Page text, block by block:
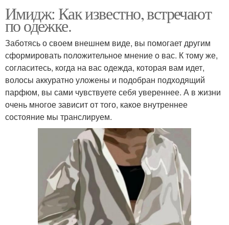
Имидж: Как известно, встречают
по одежке.
Заботясь о своем внешнем виде, вы помогает другим
сформировать положительное мнение о вас. К тому же,
согласитесь, когда на вас одежда, которая вам идет,
волосы аккуратно уложены и подобран подходящий
парфюм, вы сами чувствуете себя увереннее. А в жизни
очень многое зависит от того, какое внутреннее
состояние мы транслируем.